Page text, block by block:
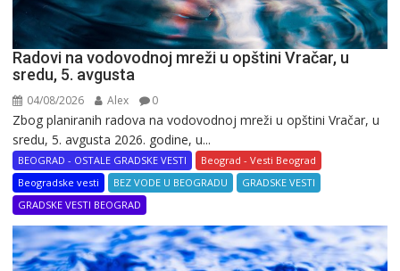
Radovi na vodovodnoj mreži u opštini Vračar, u
sredu, 5. avgusta
04/08/2026 Alex 0
Zbog planiranih radova na vodovodnoj mreži u opštini Vračar, u
sredu, 5. avgusta 2026. godine, u...
BEOGRAD - OSTALE GRADSKE VESTI
Beograd - Vesti Beograd
Beogradske vesti
BEZ VODE U BEOGRADU
GRADSKE VESTI
GRADSKE VESTI BEOGRAD